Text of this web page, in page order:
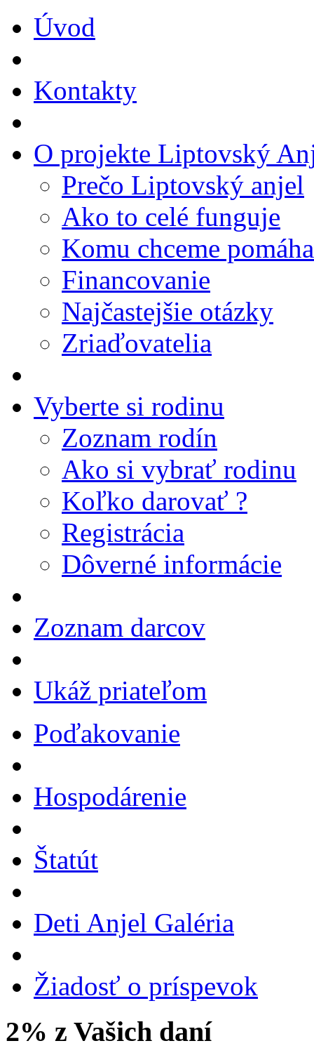
Úvod
Kontakty
O projekte Liptovský
Prečo Liptovský anjel
Ako to celé funguje
Komu chceme
Financovanie
Najčastejšie otázky
Zriaďovatelia
Vyberte si rodinu
Zoznam rodín
Ako si vybrať rodinu
Koľko darovať ?
Registrácia
Dôverné informácie
Zoznam darcov
Ukáž priateľom
Poďakovanie
Hospodárenie
Štatút
Deti Anjel Galéria
Žiadosť o príspevok
2% z Vašich daní